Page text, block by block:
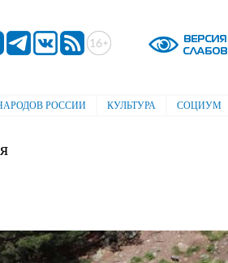
содержанию
РОССИИ КУЛЬТУРА СОЦИУМ